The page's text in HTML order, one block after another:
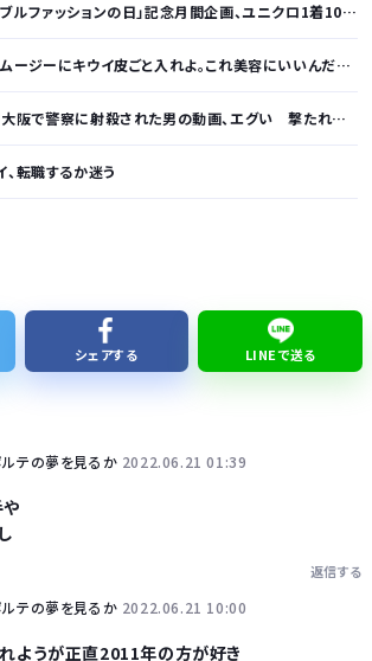
ョンの日」記念月間企画、ユニクロ1着100円買取保証とXプレゼントキャンペーンを実施
ジーにキウイ皮ごと入れよ。これ美容にいいんだよね〜」→ 結果…
察に射殺された男の動画、エグい 撃たれてから叫びながら苦しみもがいて死ぬ
転職するか迷う
ンション爆上げ”はなぜ起こる？ 猫のトイレハイ体験談＆獣医師解説
互RSS
シェアする LINEで送る
テの夢を見るか 2022.06.21 01:39
返信する
テの夢を見るか 2022.06.21 10:00
ようが正直2011年の方が好き